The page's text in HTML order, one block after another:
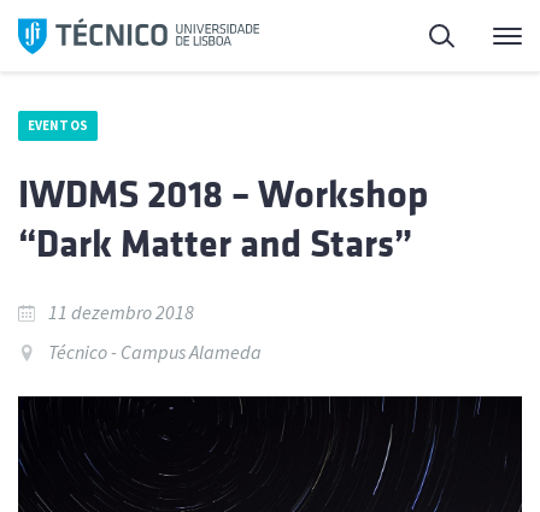
Saltar
para
Pesquisa
EVENTOS
IWDMS 2018 – Workshop
“Dark Matter and Stars”
11 dezembro 2018
Técnico - Campus Alameda